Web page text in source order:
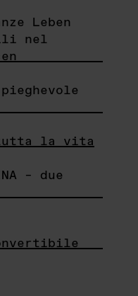
Leben
nel
tutta la vita
– due